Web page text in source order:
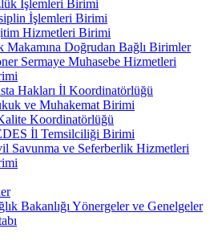
İşlemleri Birimi
İşlemleri Birimi
Hizmetleri Birimi
Makamına Doğrudan Bağlı Birimler
Sermaye Muhasebe Hizmetleri
Hakları İl Koordinatörlüğü
ve Muhakemat Birimi
Koordinatörlüğü
İl Temsilciliği Birimi
Savunma ve Seferberlik Hizmetleri
Bakanlığı Yönergeler ve Genelgeler